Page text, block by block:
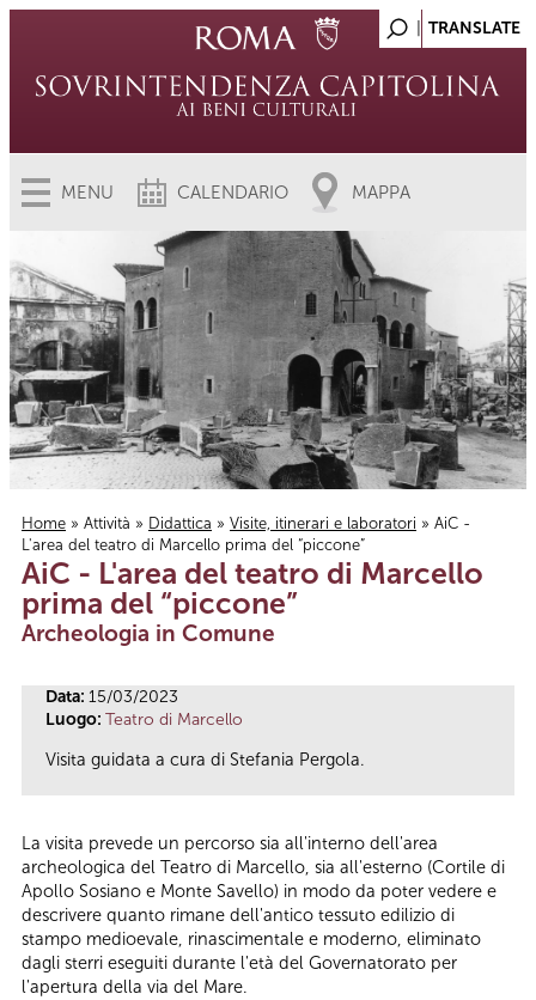
MENU CALENDARIO MAPPA
Tu sei qui
Home » Attività » Didattica » Visite, itinerari e laboratori » AiC -
L'area del teatro di Marcello prima del “piccone”
AiC - L'area del teatro di Marcello
prima del “piccone”
Archeologia in Comune
Data: 15/03/2023
Luogo: Teatro di Marcello
Visita guidata a cura di Stefania Pergola.
La visita prevede un percorso sia all'interno dell'area
archeologica del Teatro di Marcello, sia all'esterno (Cortile di
Apollo Sosiano e Monte Savello) in modo da poter vedere e
descrivere quanto rimane dell'antico tessuto edilizio di
stampo medioevale, rinascimentale e moderno, eliminato
dagli sterri eseguiti durante l'età del Governatorato per
l'apertura della via del Mare.